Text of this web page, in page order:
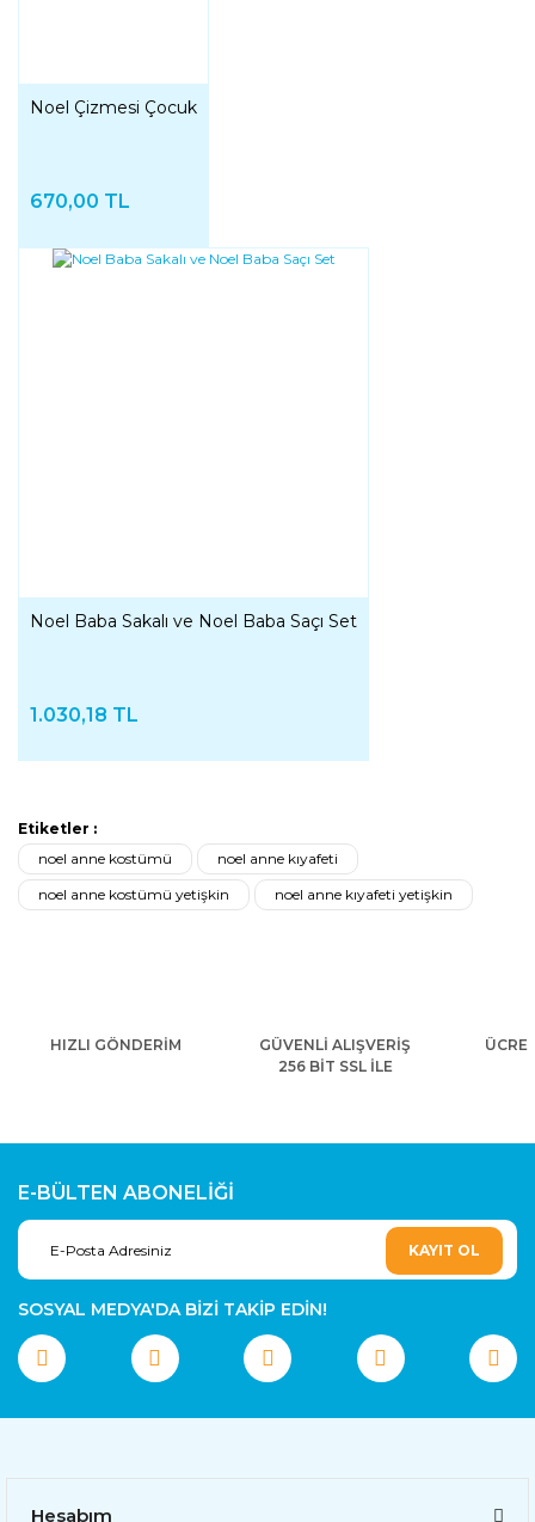
Noel Çizmesi Çocuk
670,00 TL
Noel Baba Sakalı ve Noel Baba Saçı Set
1.030,18 TL
Etiketler :
noel anne kostümü
noel anne kıyafeti
noel anne kostümü yetişkin
noel anne kıyafeti yetişkin
HIZLI GÖNDERİM
GÜVENLİ ALIŞVERİŞ
256 BİT SSL İLE
E-BÜLTEN ABONELİĞİ
KAYIT OL
SOSYAL MEDYA'DA BİZİ TAKİP EDİN!
Hesabım